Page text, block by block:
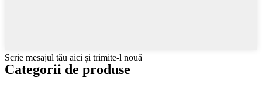
Scrie mesajul tău aici și trimite-l nouă
Categorii de produse